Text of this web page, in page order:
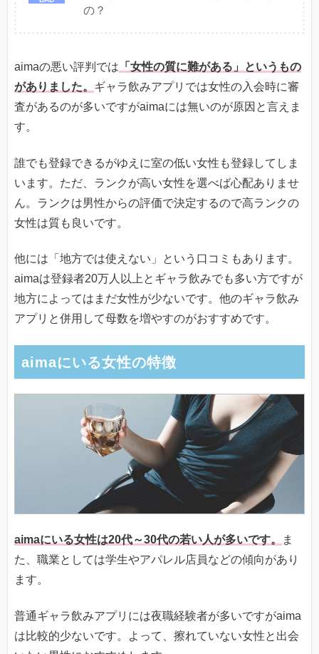
の？
aimaの悪い評判では 「女性の質に難がある」というもの
がありました。 ギャラ飲みアプリでは女性の入会時に審
査があるのが多いですがaimaには無いのが原因と言えま
す。
誰でも登録できるがゆえに室の低い女性も登録してしま
います。ただ、ランクが高い女性を選べば心配ありませ
ん。ランクは男性からの評価で決定するので高ランクの
女性は質も良いです。
他には「地方では使えない」という口コミもあります。
aimaは登録者20万人以上とギャラ飲みでも多い方ですが
地方によってはまだ女性が少ないです。他のギャラ飲み
アプリと併用して母数を増やすのがおすすめです。
aimaにいる女性の特徴
aimaにいる女性は20代～30代の若い人が多いです。
ま
た、職業としては学生やアパレル店員などの傾向があり
ます。
普通ギャラ飲みアプリには夜職経験者が多いですがaima
は比較的少ないです。よって、擦れていない女性と出会